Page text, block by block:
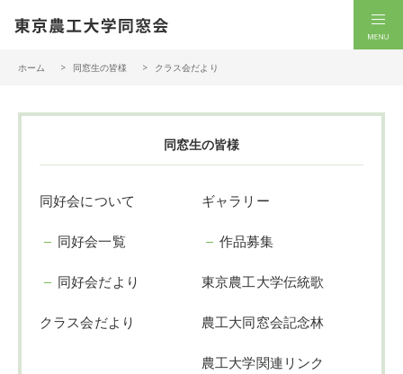
ホーム 同窓生の皆様 クラス会だより
同窓生の皆様
同好会について
同好会一覧
同好会だより
クラス会だより
ギャラリー
作品募集
東京農工大学伝統歌
農工大同窓会記念林
農工大学関連リンク